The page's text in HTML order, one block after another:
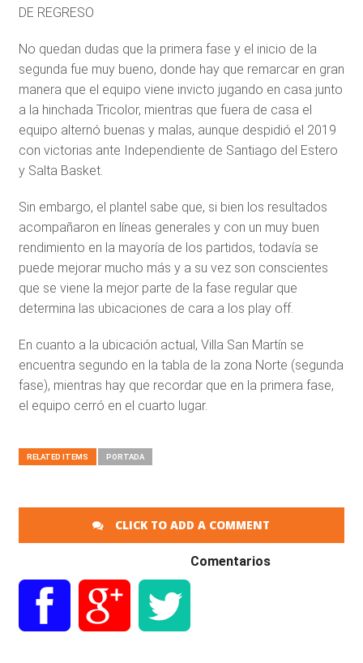
DE REGRESO
No quedan dudas que la primera fase y el inicio de la
segunda fue muy bueno, donde hay que remarcar en gran
manera que el equipo viene invicto jugando en casa junto
a la hinchada Tricolor, mientras que fuera de casa el
equipo alternó buenas y malas, aunque despidió el 2019
con victorias ante Independiente de Santiago del Estero
y Salta Basket.
Sin embargo, el plantel sabe que, si bien los resultados
acompañaron en líneas generales y con un muy buen
rendimiento en la mayoría de los partidos, todavía se
puede mejorar mucho más y a su vez son conscientes
que se viene la mejor parte de la fase regular que
determina las ubicaciones de cara a los play off.
En cuanto a la ubicación actual, Villa San Martín se
encuentra segundo en la tabla de la zona Norte (segunda
fase), mientras hay que recordar que en la primera fase,
el equipo cerró en el cuarto lugar.
RELATED ITEMS PORTADA
CLICK TO ADD A COMMENT
Comentarios